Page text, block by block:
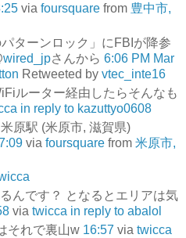
via foursquare from 豊中市,
パターンロック」にFBIが降参
wired_jpさんから 6:06 PM Mar
Retweeted by vtec_inte16
ルーター経由したらそんなも
in reply to kazuttyo0608
原駅 (米原市, 滋賀県)
via foursquare from 米原市,
んです？ となるとエリアは気
via twicca in reply to abalol
それで裏山w 16:57 via twicca